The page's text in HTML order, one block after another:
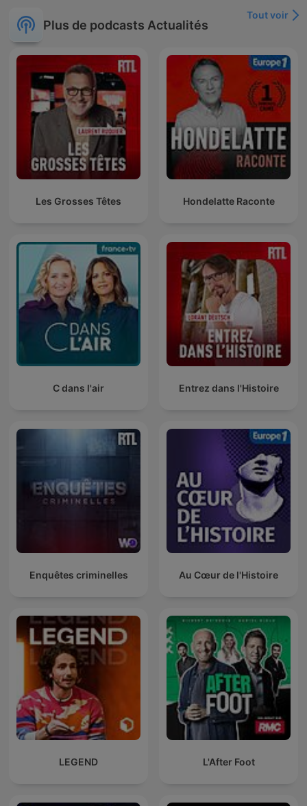
Plus de podcasts Actualités
Tout voir
Les Grosses Têtes Hondelatte Raconte
C dans l'air Entrez dans l'Histoire
Enquêtes criminelles Au Cœur de l'Histoire
LEGEND L'After Foot